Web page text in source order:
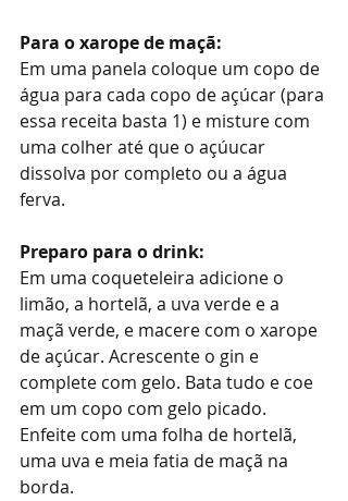
Para o xarope de maçã:
Em uma panela coloque um copo de
água para cada copo de açúcar (para
essa receita basta 1) e misture com
uma colher até que o açúucar
dissolva por completo ou a água
ferva.
Preparo para o drink:
Em uma coqueteleira adicione o
limão, a hortelã, a uva verde e a
maçã verde, e macere com o xarope
de açúcar. Acrescente o gin e
complete com gelo. Bata tudo e coe
em um copo com gelo picado.
Enfeite com uma folha de hortelã,
uma uva e meia fatia de maçã na
borda.